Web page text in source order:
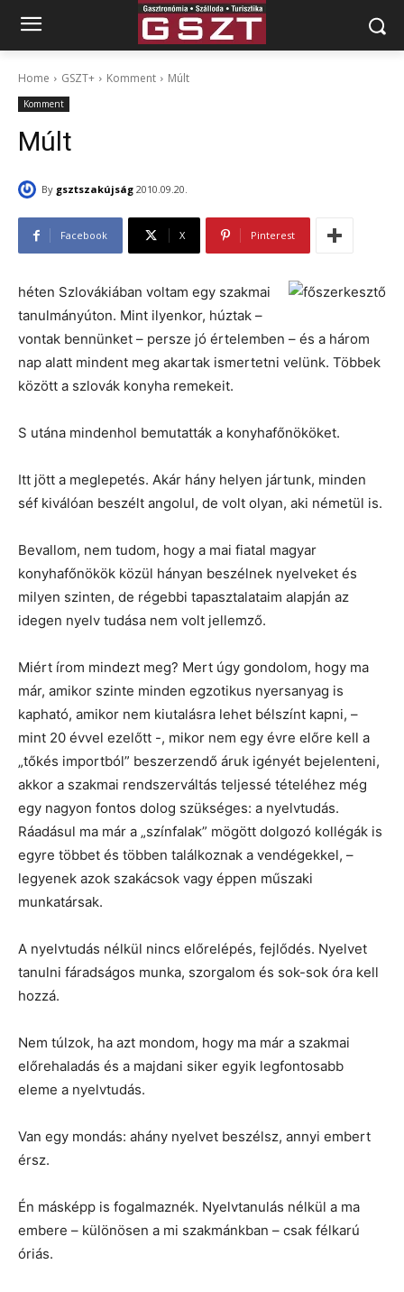
Home GSZT+ Komment Múlt
Komment
Múlt
By gsztszakújság 2010.09.20.
Facebook X Pinterest
héten Szlovákiában voltam egy szakmai
tanulmányúton. Mint ilyenkor, húztak –
vontak bennünket – persze jó értelemben – és a három
nap alatt mindent meg akartak ismertetni velünk. Többek
között a szlovák konyha remekeit.
S utána mindenhol bemutatták a konyhafőnököket.
Itt jött a meglepetés. Akár hány helyen jártunk, minden
séf kiválóan beszélt angolul, de volt olyan, aki németül is.
Bevallom, nem tudom, hogy a mai fiatal magyar
konyhafőnökök közül hányan beszélnek nyelveket és
milyen szinten, de régebbi tapasztalataim alapján az
idegen nyelv tudása nem volt jellemző.
Miért írom mindezt meg? Mert úgy gondolom, hogy ma
már, amikor szinte minden egzotikus nyersanyag is
kapható, amikor nem kiutalásra lehet bélszínt kapni, –
mint 20 évvel ezelőtt -, mikor nem egy évre előre kell a
„tőkés importból” beszerzendő áruk igényét bejelenteni,
akkor a szakmai rendszerváltás teljessé tételéhez még
egy nagyon fontos dolog szükséges: a nyelvtudás.
Ráadásul ma már a „színfalak” mögött dolgozó kollégák is
egyre többet és többen találkoznak a vendégekkel, –
legyenek azok szakácsok vagy éppen műszaki
munkatársak.
A nyelvtudás nélkül nincs előrelépés, fejlődés. Nyelvet
tanulni fáradságos munka, szorgalom és sok-sok óra kell
hozzá.
Nem túlzok, ha azt mondom, hogy ma már a szakmai
előrehaladás és a majdani siker egyik legfontosabb
eleme a nyelvtudás.
Van egy mondás: ahány nyelvet beszélsz, annyi embert
érsz.
Én másképp is fogalmaznék. Nyelvtanulás nélkül a ma
embere – különösen a mi szakmánkban – csak félkarú
óriás.